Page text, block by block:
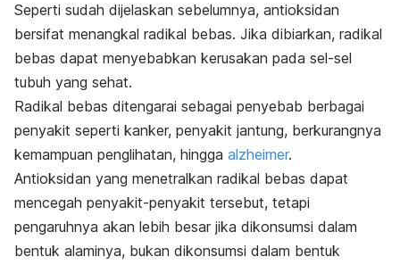
Seperti sudah dijelaskan sebelumnya, antioksidan
bersifat menangkal radikal bebas. Jika dibiarkan, radikal
bebas dapat menyebabkan kerusakan pada sel-sel
tubuh yang sehat.
Radikal bebas ditengarai sebagai penyebab berbagai
penyakit seperti kanker, penyakit jantung, berkurangnya
kemampuan penglihatan, hingga alzheimer.
Antioksidan yang menetralkan radikal bebas dapat
mencegah penyakit-penyakit tersebut, tetapi
pengaruhnya akan lebih besar jika dikonsumsi dalam
bentuk alaminya, bukan dikonsumsi dalam bentuk